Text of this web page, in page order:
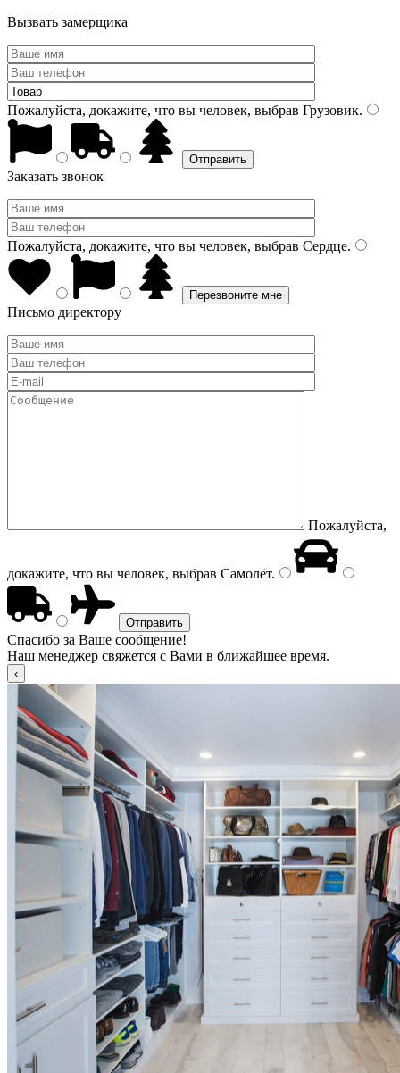
Вызвать замерщика
Пожалуйста, докажите, что вы человек, выбрав Грузовик.
Заказать звонок
Пожалуйста, докажите, что вы человек, выбрав Сердце.
Письмо директору
Пожалуйста,
докажите, что вы человек, выбрав Самолёт.
Спасибо за Ваше сообщение!
Наш менеджер свяжется с Вами в ближайшее время.